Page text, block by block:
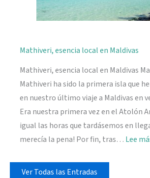
Mathiveri, esencia local en Maldivas
Mathiveri, esencia local en Maldivas
Mathiveri ha sido la primera isla que
en nuestro último viaje a Maldivas en
Era nuestra primera vez en el Atolón
igual las horas que tardásemos en
merecía la pena! Por fin, tras… Lee
Ver Todas las Entradas